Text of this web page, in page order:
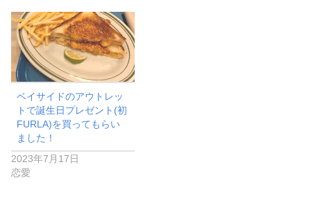
ベイサイドのアウトレッ
トで誕生日プレゼント(初
FURLA)を買ってもらい
ました！
2023年7月17日
恋愛